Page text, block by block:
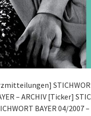
– ARCHIV [Ticker]
BAYER 04/2007